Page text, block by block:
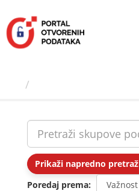
sadržaj
Prikaži napredno
Poredaj prema